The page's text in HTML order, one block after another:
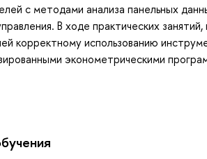
с методами анализа панельных
В ходе практических
корректному использованию
эконометрическими